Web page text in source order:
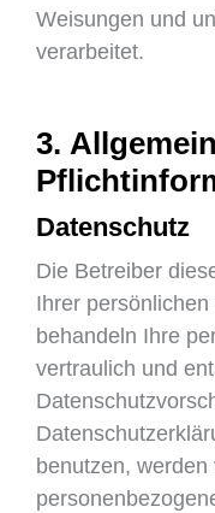
Weisungen und
verarbeitet.
3.
Datenschutz
Die Betreiber
Ihrer
behandeln Ihre
vertraulich und
benutzen,